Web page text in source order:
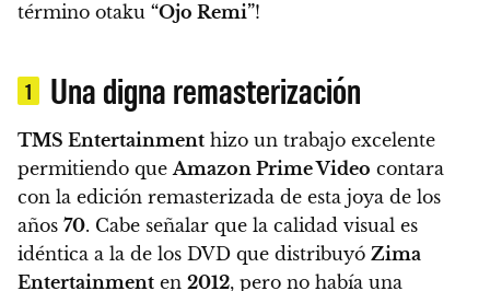
término otaku “Ojo Remi”!
1 Una digna remasterización
TMS Entertainment hizo un trabajo excelente
permitiendo queAmazon Prime Video contara
con la edición remasterizada de esta joya de los
años 70. Cabe señalar que la calidad visual es
idéntica a la de los DVD que distribuyó Zima
Entertainment en 2012, pero no había una